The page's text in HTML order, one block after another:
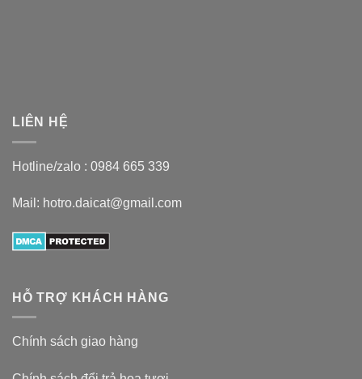
LIÊN HỆ
Hotline/zalo : 0984 665 339
Mail: hotro.daicat@gmail.com
HỖ TRỢ KHÁCH HÀNG
Chính sách giao hàng